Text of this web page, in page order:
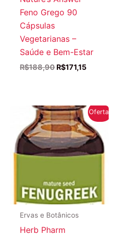
Feno Grego 90
Cápsulas
Vegetarianas –
Saúde e Bem-Estar
R$188,90 O
R$171,15O
Oferta!
Ervas e Botânicos
Herb Pharm